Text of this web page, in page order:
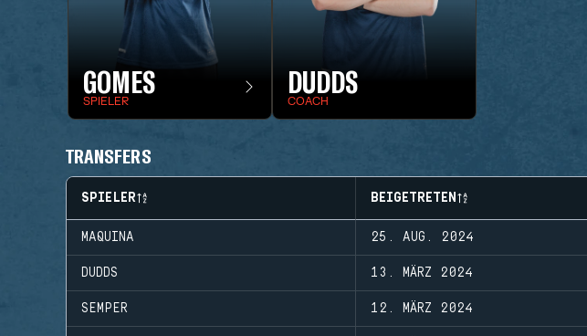
GOMES
SPIELER
DUDDS
COACH
TRANSFERS
SPIELER BEIGETRETEN
MAQUINA 25. AUG. 2024
DUDDS 13. MÄRZ 2024
SEMPER 12. MÄRZ 2024